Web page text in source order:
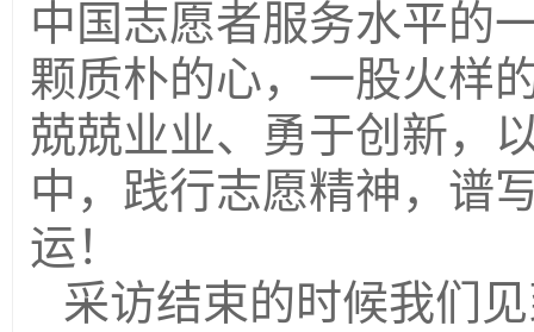
中国志愿者服务水平的
颗质朴的心，一股火样
兢兢业业、勇于创新，
中，践行志愿精神，谱
运！
采访结束的时候我们